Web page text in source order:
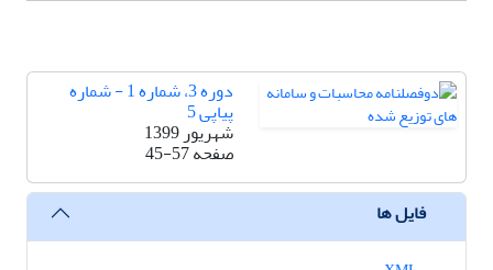
دوره 3، شماره 1 - شماره
پیاپی 5
شهریور 1399
صفحه45-57
فایل ها